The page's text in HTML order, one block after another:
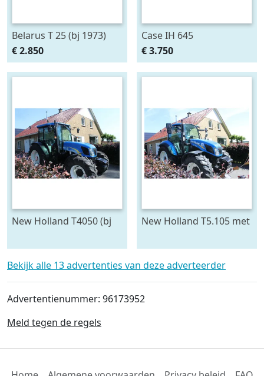
Belarus T 25 (bj 1973)
€ 2.850
Case IH 645
€ 3.750
New Holland T4050 (bj
New Holland T5.105 met
2017)
Bekijk alle 13 advertenties van deze adverteerder
Advertentienummer: 96173952
Meld tegen de regels